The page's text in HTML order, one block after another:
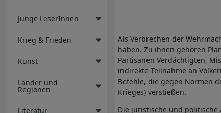
Junge LeserInnen
Krieg & Frieden
Kunst
Länder und
Regionen
Literatur
Als Verbrechen der
haben. Zu ihnen gehören
Partisanen Verdächtigten,
indirekte Teilnahme an
Befehle, die gegen Normen
Krieges) verstießen.
Die juristische und politische